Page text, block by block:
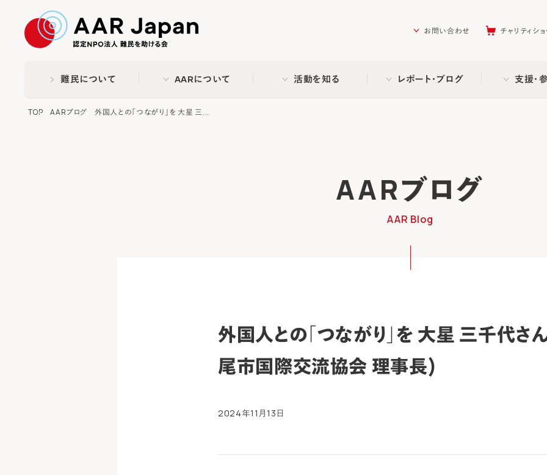
お問い合わせ
チャリティシ
難民について AARについて 活動を知る レポート・ブログ 支援・
TOP AARブログ 外国人との「つながり」を 大星 三...
AARブログ
AAR Blog
外国人との「つながり」を 大星 三千代さ
尾市国際交流協会 理事長)
2024年11月13日